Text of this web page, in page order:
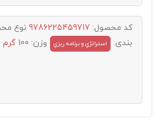
کد محصول: 9786225459717 نوع
بندی:
استراتژي و برنامه ريزي وزن: 100 گرم